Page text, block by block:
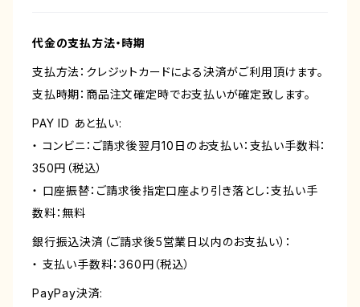
代金の支払方法・時期
支払方法：クレジットカードによる決済がご利用頂けます。
支払時期：商品注文確定時でお支払いが確定致します。
PAY ID あと払い:
・ コンビニ：ご請求後翌月10日のお支払い：支払い手数料：
350円（税込）
・ 口座振替：ご請求後指定口座より引き落とし：支払い手
数料：無料
銀行振込決済（ご請求後5営業日以内のお支払い）：
・ 支払い手数料：360円（税込）
PayPay決済: